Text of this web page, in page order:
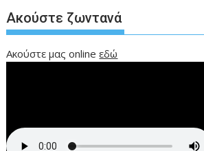
Ακούστε ζωντανά
Ακούστε μας onlineεδώ